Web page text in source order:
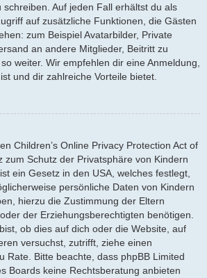
schreiben. Auf jeden Fall erhältst du als
auf zusätzliche Funktionen, die Gästen
zum Beispiel Avatarbilder, Private
an andere Mitglieder, Beitritt zu
weiter. Wir empfehlen dir eine Anmeldung,
und dir zahlreiche Vorteile bietet.
Children’s Online Privacy Protection Act of
zum Schutz der Privatsphäre von Kindern
ein Gesetz in den USA, welches festlegt,
persönliche Daten von Kindern
hierzu die Zustimmung der Eltern
der Erziehungsberechtigten benötigen.
ob dies auf dich oder die Website, auf
versuchst, zutrifft, ziehe einen
Rate. Bitte beachte, dass phpBB Limited
Boards keine Rechtsberatung anbieten